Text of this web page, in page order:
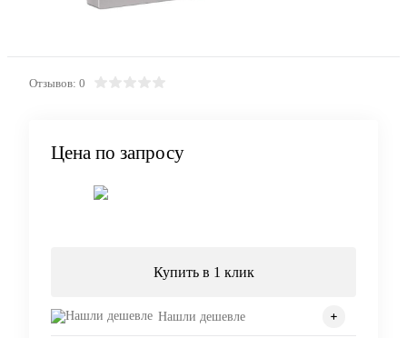
Отзывов: 0
Цена по запросу
Купить в 1 клик
Нашли дешевле